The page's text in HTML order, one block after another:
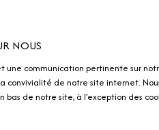
NOUS
communication pertinente sur
de notre site internet.
de notre site, à l'exception des